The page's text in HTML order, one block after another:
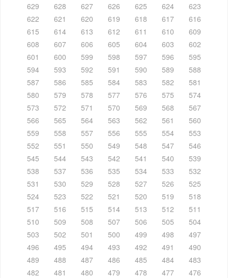
629
628 627 626 625 624
623
622
621 620 619 618 617
616
615
614 613 612 611 610
609
608
607 606 605 604 603
602
601
600 599 598 597 596
595
594
593 592 591 590 589
588
587
586 585 584 583 582
581
580
579 578 577 576 575
574
573
572 571 570 569 568
567
566
565 564 563 562 561
560
559
558 557 556 555 554
553
552
551 550 549 548 547
546
545
544 543 542 541 540
539
538
537 536 535 534 533
532
531
530 529 528 527 526
525
524
523 522 521 520 519
518
517
516 515 514 513 512
511
510
509 508 507 506 505
504
503
502 501 500 499 498
497
496
495 494 493 492 491
490
489
488 487 486 485 484
483
482
481 480 479 478 477
476